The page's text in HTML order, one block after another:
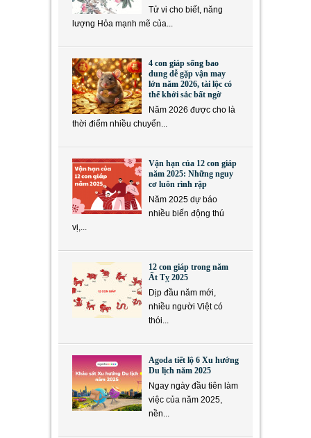
Tử vi cho biết, năng
lượng Hỏa mạnh mẽ của...
4 con giáp sống bao
dung dễ gặp vận may
lớn năm 2026, tài lộc có
thể khởi sắc bất ngờ
Năm 2026 được cho là
thời điểm nhiều chuyển...
Vận hạn của 12 con giáp
năm 2025: Những nguy
cơ luôn rình rập
Năm 2025 dự báo
nhiều biến động thú
vị,...
12 con giáp trong năm
Ất Tỵ 2025
Dịp đầu năm mới,
nhiều người Việt có
thói...
Agoda tiết lộ 6 Xu hướng
Du lịch năm 2025
Ngay ngày đầu tiên làm
việc của năm 2025,
nền...